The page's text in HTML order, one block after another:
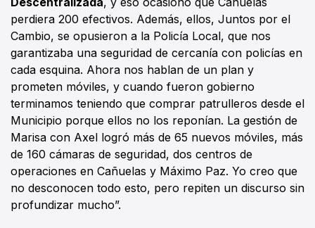
perdiera 200 efectivos. Además, ellos, Juntos por el
Cambio, se opusieron a la Policía Local, que nos
garantizaba una seguridad de cercanía con policías en
cada esquina. Ahora nos hablan de un plan y
prometen móviles, y cuando fueron gobierno
terminamos teniendo que comprar patrulleros desde el
Municipio porque ellos no los reponían. La gestión de
Marisa con Axel logró más de 65 nuevos móviles, más
de 160 cámaras de seguridad, dos centros de
operaciones en Cañuelas y Máximo Paz. Yo creo que
no desconocen todo esto, pero repiten un discurso sin
profundizar mucho”.